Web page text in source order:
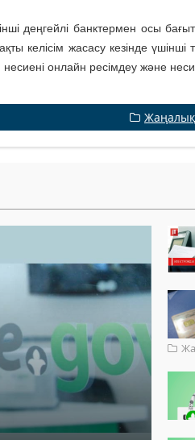
деңгейлі банктермен осы
келісім жасасу кезінде үшінші
онлайн ресімдеу және